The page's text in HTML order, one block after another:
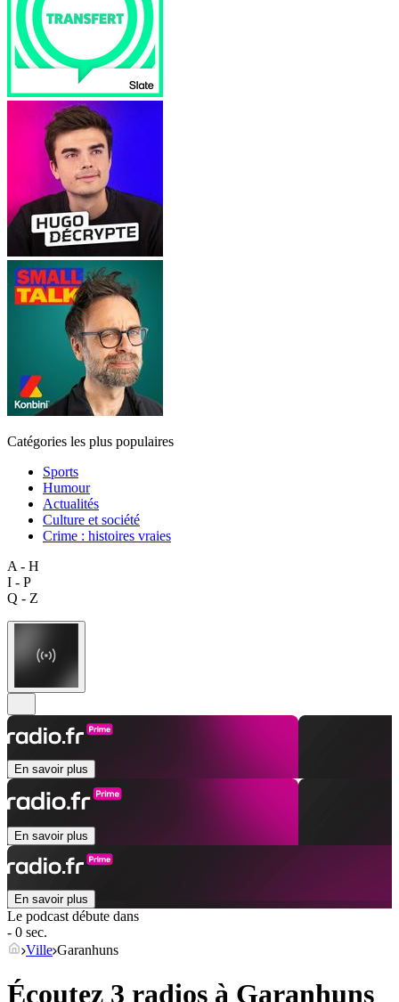
Catégories les plus populaires
Sports
Humour
Actualités
Culture et société
Crime : histoires vraies
A - H
I - P
Q - Z
En savoir plus
En savoir plus
En savoir plus
Le podcast débute dans
- 0 sec.
Ville Garanhuns
Écoutez 3 radios à Garanhuns